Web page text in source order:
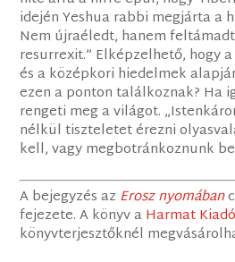
idején Yeshua rabbi megjárta a
Nem újraéledt, hanem
resurrexit.” Elképzelhető, hogy
és a középkori hiedelmek
ezen a ponton találkoznak? Ha
rengeti meg a világot.
nélkül tiszteletet érezni
kell, vagy megbotránkoznunk
A bejegyzés az Erosz nyomában
fejezete. A könyv aHarmat Kiadó
könyvterjesztőknél